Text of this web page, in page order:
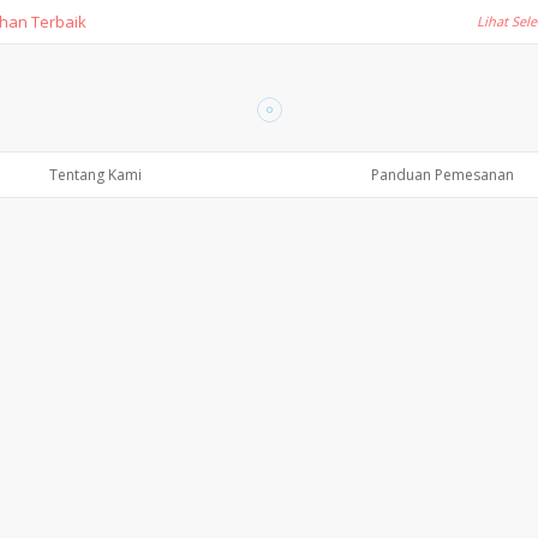
Terbaik Lihat
Tentang Kami Panduan Pemesanan